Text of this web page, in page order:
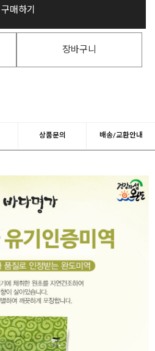
구매하기
장바구니
상품문의 배송/교환안내